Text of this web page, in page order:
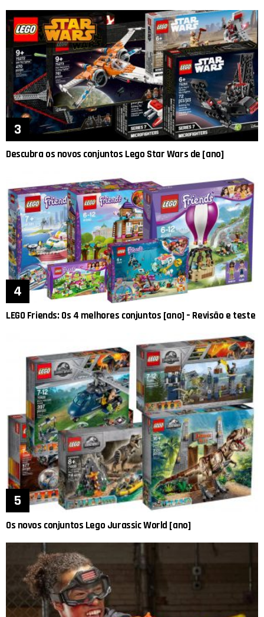
Descubra os novos conjuntos Lego Star Wars de [ano]
LEGO Friends: Os 4 melhores conjuntos [ano] – Revisão e teste
Os novos conjuntos Lego Jurassic World [ano]